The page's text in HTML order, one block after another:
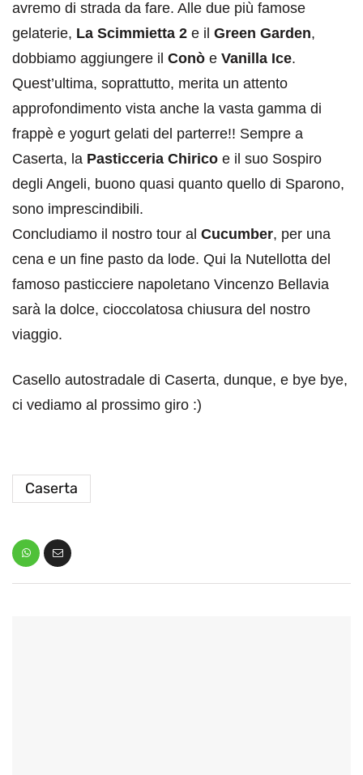
avremo di strada da fare. Alle due più famose
gelaterie, La Scimmietta 2 e il Green Garden,
dobbiamo aggiungere il Conò e Vanilla Ice.
Quest’ultima, soprattutto, merita un attento
approfondimento vista anche la vasta gamma di
frappè e yogurt gelati del parterre!! Sempre a
Caserta, la Pasticceria Chirico e il suo Sospiro
degli Angeli, buono quasi quanto quello di Sparono,
sono imprescindibili.
Concludiamo il nostro tour al Cucumber, per una
cena e un fine pasto da lode. Qui la Nutellotta del
famoso pasticciere napoletano Vincenzo Bellavia
sarà la dolce, cioccolatosa chiusura del nostro
viaggio.
Casello autostradale di Caserta, dunque, e bye bye,
ci vediamo al prossimo giro :)
Caserta